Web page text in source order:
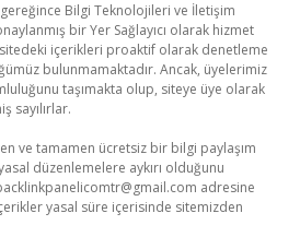
gereğince Bilgi Teknolojileri ve İletişim
bir Yer Sağlayıcı olarak hizmet
içerikleri proaktif olarak denetleme
bulunmamaktadır. Ancak, üyelerimiz
taşımakta olup, siteye üye olarak
sayılırlar.
ve tamamen ücretsiz bir bilgi paylaşım
düzenlemelere aykırı olduğunu
adresine
yasal süre içerisinde sitemizden